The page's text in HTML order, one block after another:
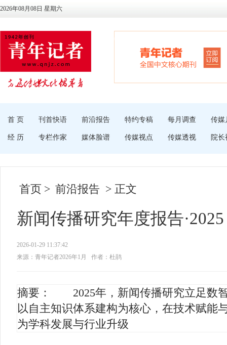
2026年08月08日 星期六
首 页 刊首快语 前沿报告 特约专稿 每月调查 传媒
经 历 专栏作家 媒体脸谱 传媒视点 传媒透视 院长
首页 > 前沿报告 > 正文
新闻传播研究年度报告·2025
2026-01-29 11:37:42
来源：青年记者2026年1月
作者：杜鹃
摘要： 2025年，新闻传播研究立足数
以自主知识体系建构为核心，在技术赋能
为学科发展与行业升级